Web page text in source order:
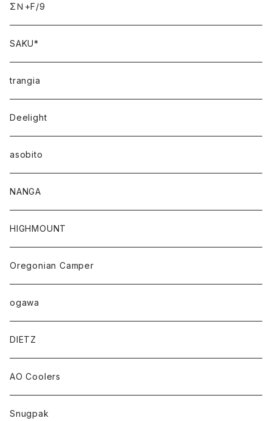
ΣＮ+F/9
SAKU*
trangia
Deelight
asobito
NANGA
HIGHMOUNT
Oregonian Camper
ogawa
DIETZ
AO Coolers
Snugpak